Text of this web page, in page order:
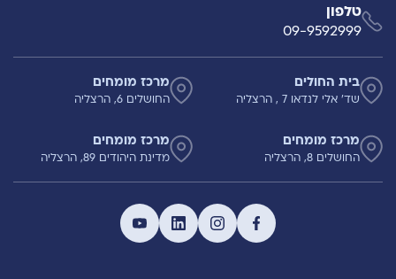
טלפון
09-9592999
בית החולים
שד' אלי לנדאו 7 , הרצליה
מרכז מומחים
החושלים 6, הרצליה
מרכז מומחים
החושלים 8, הרצליה
מרכז מומחים
מדינת היהודים 89, הרצליה